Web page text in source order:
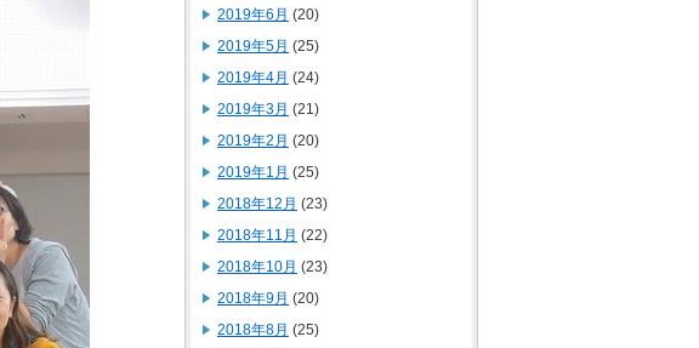
2019年6月 (20)
2019年5月 (25)
2019年4月 (24)
2019年3月 (21)
2019年2月 (20)
2019年1月 (25)
2018年12月 (23)
2018年11月 (22)
2018年10月 (23)
2018年9月 (20)
2018年8月 (25)